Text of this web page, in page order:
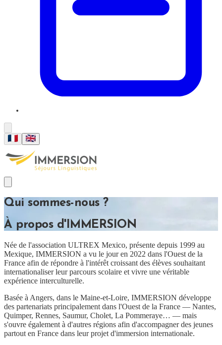
Qui sommes-nous ?
À propos d'IMMERSION
Née de l'association ULTREX Mexico, présente depuis 1999 au
Mexique, IMMERSION a vu le jour en 2022 dans l'Ouest de la
France afin de répondre à l'intérêt croissant des élèves souhaitant
internationaliser leur parcours scolaire et vivre une véritable
expérience interculturelle.
Basée à Angers, dans le Maine-et-Loire, IMMERSION développe
des partenariats principalement dans l'Ouest de la France — Nantes,
Quimper, Rennes, Saumur, Cholet, La Pommeraye… — mais
s'ouvre également à d'autres régions afin d'accompagner des jeunes
partout en France dans leur projet d'immersion internationale.